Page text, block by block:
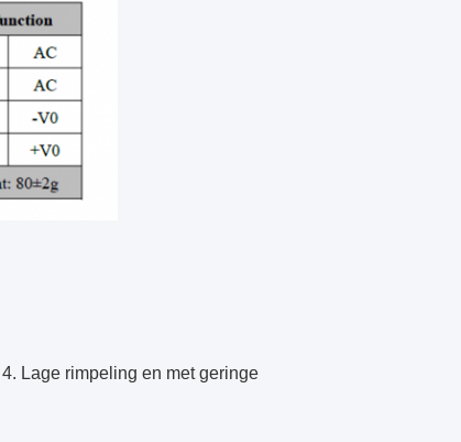
4. Lage rimpeling en met geringe